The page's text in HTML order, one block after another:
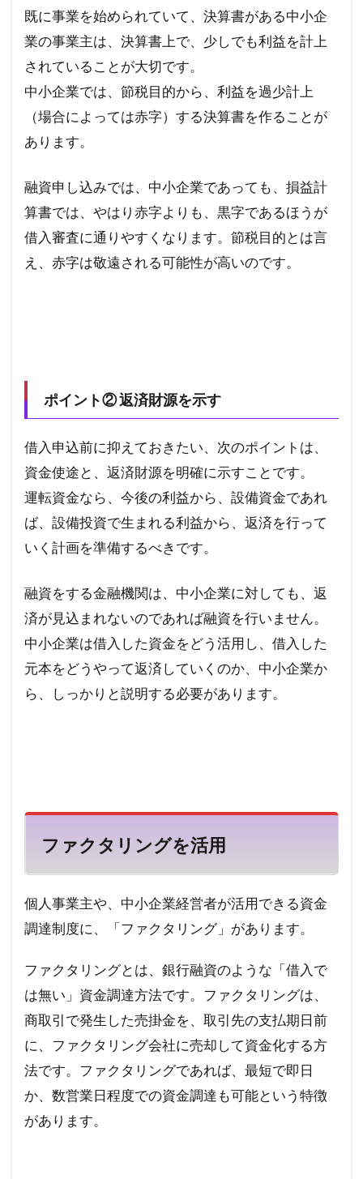
既に事業を始められていて、決算書がある中小企
業の事業主は、決算書上で、少しでも利益を計上
されていることが大切です。
中小企業では、節税目的から、利益を過少計上
（場合によっては赤字）する決算書を作ることが
あります。
融資申し込みでは、中小企業であっても、損益計
算書では、やはり赤字よりも、黒字であるほうが
借入審査に通りやすくなります。節税目的とは言
え、赤字は敬遠される可能性が高いのです。
ポイント② 返済財源を示す
借入申込前に抑えておきたい、次のポイントは、
資金使途と、返済財源を明確に示すことです。
運転資金なら、今後の利益から、設備資金であれ
ば、設備投資で生まれる利益から、返済を行って
いく計画を準備するべきです。
融資をする金融機関は、中小企業に対しても、返
済が見込まれないのであれば融資を行いません。
中小企業は借入した資金をどう活用し、借入した
元本をどうやって返済していくのか、中小企業か
ら、しっかりと説明する必要があります。
ファクタリングを活用
個人事業主や、中小企業経営者が活用できる資金
調達制度に、「ファクタリング」があります。
ファクタリングとは、銀行融資のような「借入で
は無い」資金調達方法です。ファクタリングは、
商取引で発生した売掛金を、取引先の支払期日前
に、ファクタリング会社に売却して資金化する方
法です。ファクタリングであれば、最短で即日
か、数営業日程度での資金調達も可能という特徴
があります。